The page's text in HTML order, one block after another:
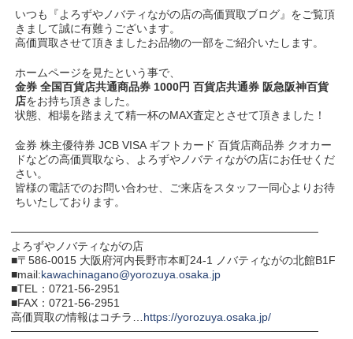
いつも『よろずやノバティながの店の高価買取ブログ』をご覧頂
きまして誠に有難うございます。
高価買取させて頂きましたお品物の一部をご紹介いたします。
ホームページを見たという事で、
金券 全国百貨店共通商品券 1000円 百貨店共通券 阪急阪神百貨
店をお持ち頂きました。
状態、相場を踏まえて精一杯のMAX査定とさせて頂きました！
金券 株主優待券 JCB VISA ギフトカード 百貨店商品券 クオカー
ドなどの高価買取なら、よろずやノバティながの店にお任せくだ
さい。
皆様の電話でのお問い合わせ、ご来店をスタッフ一同心よりお待
ちいたしております。
───────────────────────────────────────
よろずやノバティながの店
■〒586-0015 大阪府河内長野市本町24-1 ノバティながの北館B1F
■mail:kawachinagano@yorozuya.osaka.jp
■TEL：0721-56-2951
■FAX：0721-56-2951
高価買取の情報はコチラ…https://yorozuya.osaka.jp/
───────────────────────────────────────